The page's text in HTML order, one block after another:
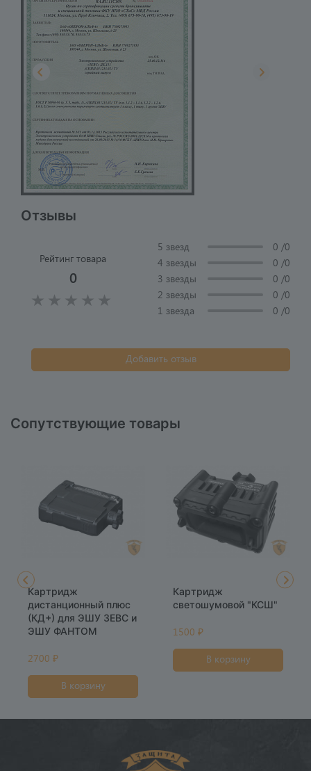
Отзывы
Рейтинг товара
0
5 звезд 0 /0
4 звезды
0 /0
3 звезды
0 /0
2 звезды
0 /0
1 звезда
0 /0
Добавить отзыв
Сопутствующие товары
Картридж
дистанционный плюс
(КД+) для ЭШУ ЗЕВС и
ЭШУ ФАНТОМ
2700 ₽
В корзину
Картридж
светошумовой "КСШ"
1500 ₽
В корзину